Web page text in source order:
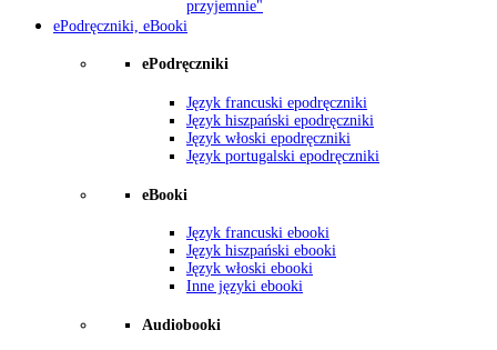
ePodręczniki, eBooki
ePodręczniki
Język francuski epodręczniki
Język hiszpański epodręczniki
Język włoski epodręczniki
Język portugalski epodręczniki
eBooki
Język francuski ebooki
Język hiszpański ebooki
Język włoski ebooki
Inne języki ebooki
Audiobooki